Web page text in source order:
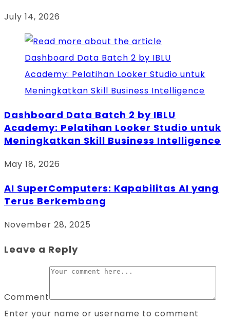
July 14, 2026
Dashboard Data Batch 2 by IBLU
Academy: Pelatihan Looker Studio untuk
Meningkatkan Skill Business Intelligence
May 18, 2026
AI SuperComputers: Kapabilitas AI yang
Terus Berkembang
November 28, 2025
Leave a Reply
Comment
Enter your name or username to comment